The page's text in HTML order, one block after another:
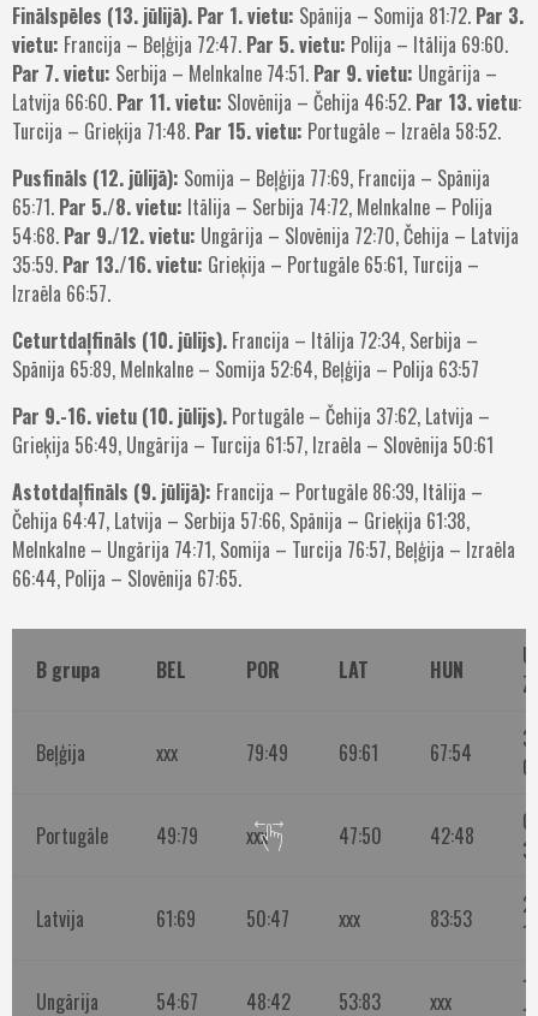
Finālspēles (13. jūlijā). Par 1. vietu: Spānija – Somija 81:72. Par 3.
vietu: Francija – Beļģija 72:47. Par 5. vietu: Polija – Itālija 69:60.
Par 7. vietu: Serbija – Melnkalne 74:51. Par 9. vietu: Ungārija –
Latvija 66:60. Par 11. vietu: Slovēnija – Čehija 46:52. Par 13. vietu:
Turcija – Grieķija 71:48. Par 15. vietu: Portugāle – Izraēla 58:52.
Pusfināls (12. jūlijā): Somija – Beļģija 77:69, Francija – Spānija
65:71. Par 5./8. vietu: Itālija – Serbija 74:72, Melnkalne – Polija
54:68. Par 9./12. vietu: Ungārija – Slovēnija 72:70, Čehija – Latvija
35:59. Par 13./16. vietu: Grieķija – Portugāle 65:61, Turcija –
Izraēla 66:57.
Ceturtdaļfināls (10. jūlijs). Francija – Itālija 72:34, Serbija –
Spānija 65:89, Melnkalne – Somija 52:64, Beļģija – Polija 63:57
Par 9.-16. vietu (10. jūlijs). Portugāle – Čehija 37:62, Latvija –
Grieķija 56:49, Ungārija – Turcija 61:57, Izraēla – Slovēnija 50:61
Astotdaļfināls (9. jūlijā): Francija – Portugāle 86:39, Itālija –
Čehija 64:47, Latvija – Serbija 57:66, Spānija – Grieķija 61:38,
Melnkalne – Ungārija 74:71, Somija – Turcija 76:57, Beļģija – Izraēla
66:44, Polija – Slovēnija 67:65.
B grupa BEL POR LAT HUN
Z
Beļģija xxx 79:49 69:61 67:54
3-
0
Portugāle 49:79 xxx 47:50 42:48
3
Latvija 61:69 50:47 xxx 83:53
2-
1
Ungārija 54:67 48:42 53:83 xxx
1-